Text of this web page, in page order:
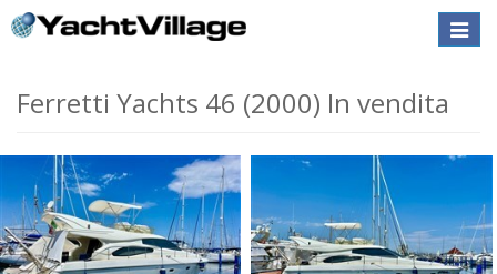
Toggle
Ferretti Yachts 46 (2000) In vendita